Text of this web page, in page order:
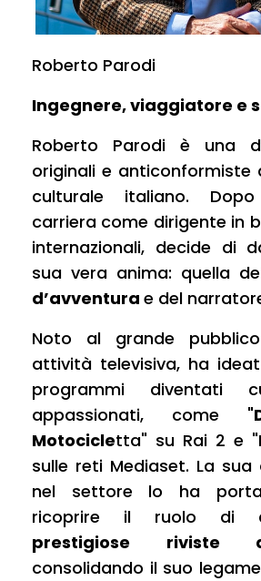
Roberto Parodi
Ingegnere, viaggiatore e
Roberto Parodi è una
originali e anticonformiste
culturale italiano.
carriera come dirigente in
internazionali, decide di
sua vera anima: quella
d’avventura e del
Noto al grande
attività televisiva, ha
programmi diventati
appassionati, come "
Motocicletta" su Rai 2 e "
sulle reti Mediaset. La sua
nel settore lo ha
ricoprire il ruolo di
prestigiose riviste
consolidando il suo